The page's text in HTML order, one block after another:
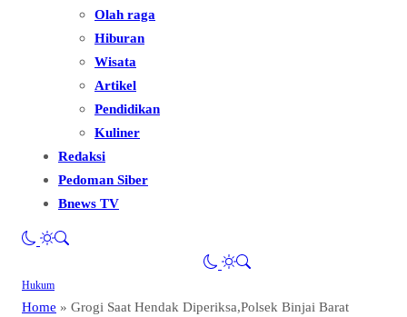
Olah raga
Hiburan
Wisata
Artikel
Pendidikan
Kuliner
Redaksi
Pedoman Siber
Bnews TV
Hukum
Home » Grogi Saat Hendak Diperiksa,Polsek Binjai Barat